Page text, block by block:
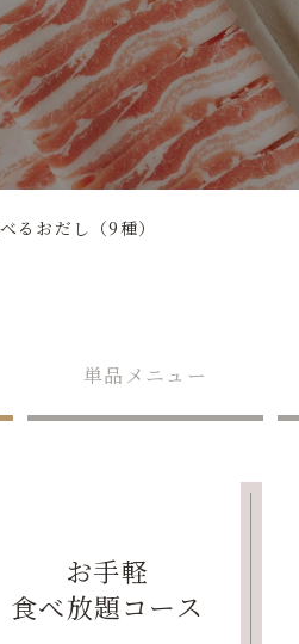
おだし（9種）
単品メニュー
お手軽
食べ放題コース